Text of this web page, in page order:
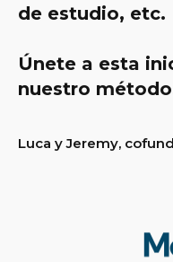
de estudio, etc.
Únete a esta
nuestro
Luca y Jeremy,